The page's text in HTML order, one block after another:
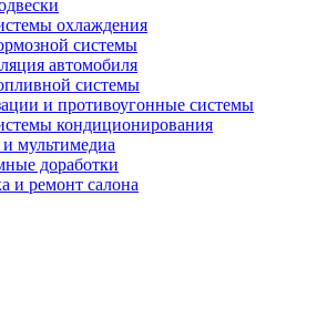
охлаждения
системы
автомобиля
системы
и противоугонные системы
кондиционирования
мультимедиа
доработки
и ремонт салона